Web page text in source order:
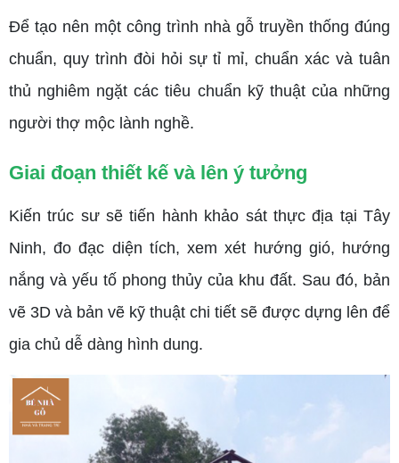
Để tạo nên một công trình nhà gỗ truyền thống đúng
chuẩn, quy trình đòi hỏi sự tỉ mỉ, chuẩn xác và tuân
thủ nghiêm ngặt các tiêu chuẩn kỹ thuật của những
người thợ mộc lành nghề.
Giai đoạn thiết kế và lên ý tưởng
Kiến trúc sư sẽ tiến hành khảo sát thực địa tại Tây
Ninh, đo đạc diện tích, xem xét hướng gió, hướng
nắng và yếu tố phong thủy của khu đất. Sau đó, bản
vẽ 3D và bản vẽ kỹ thuật chi tiết sẽ được dựng lên để
gia chủ dễ dàng hình dung.